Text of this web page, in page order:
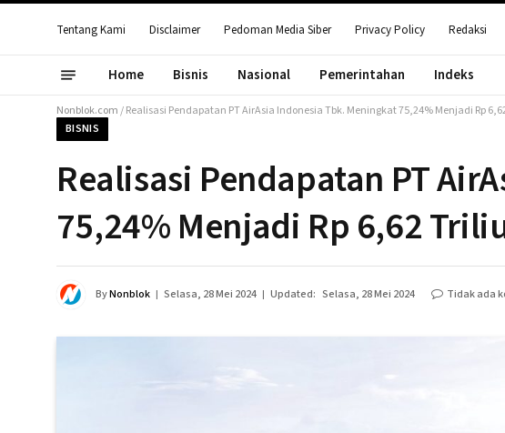
Tentang Kami Disclaimer Pedoman Media Siber Privacy Policy Redaksi
Home Bisnis Nasional Pemerintahan Indeks
Nonblok.com/Realisasi Pendapatan PT AirAsia Indonesia Tbk. Meningkat 75,24% Menjadi Rp
BISNIS
Realisasi Pendapatan PT
75,24% Menjadi Rp 6,62
ByNonblok Selasa, 28 Mei 2024 Updated: Selasa, 28 Mei 2024 Tidak ada